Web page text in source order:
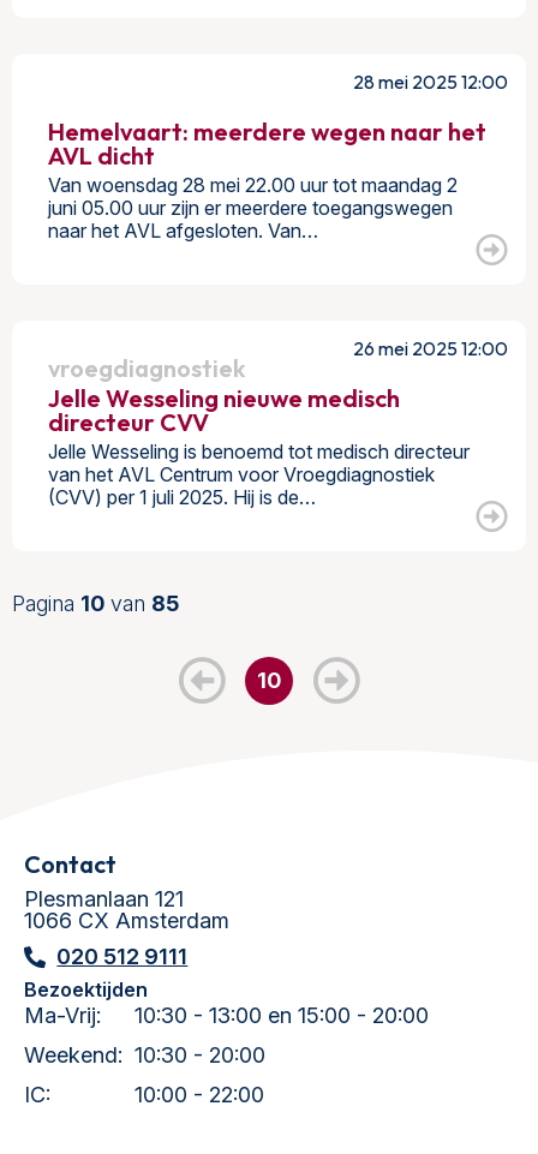
28 mei 2025 12:00
Hemelvaart: meerdere wegen naar het
AVL dicht
Van woensdag 28 mei 22.00 uur tot maandag 2
juni 05.00 uur zijn er meerdere toegangswegen
naar het AVL afgesloten. Van…
vroegdiagnostiek
26 mei 2025 12:00
Jelle Wesseling nieuwe medisch
directeur CVV
Jelle Wesseling is benoemd tot medisch directeur
van het AVL Centrum voor Vroegdiagnostiek
(CVV) per 1 juli 2025. Hij is de…
Pagina 10 van 85
10
Contact
Plesmanlaan 121
1066 CX Amsterdam
020 512 9111
Bezoektijden
Ma-Vrij:
10:30 - 13:00 en 15:00 - 20:00
Weekend: 10:30 - 20:00
IC:
10:00 - 22:00